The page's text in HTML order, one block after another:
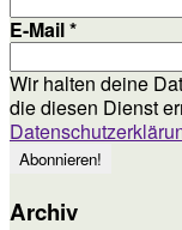
E-Mail*
Wir halten deine
die diesen Dienst
Archiv